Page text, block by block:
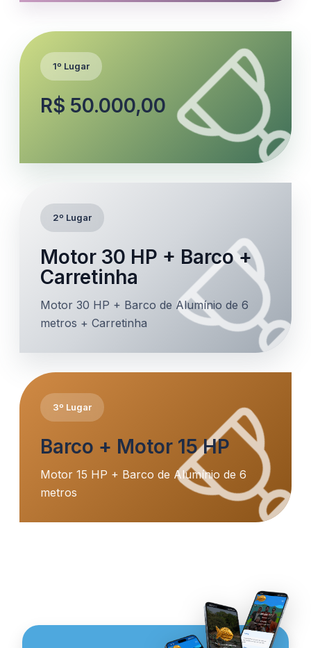
1º Lugar
R$ 50.000,00
2º Lugar
Motor 30 HP + Barco +
Carretinha
Motor 30 HP + Barco de Alumínio de 6
metros + Carretinha
3º Lugar
Barco + Motor 15 HP
Motor 15 HP + Barco de Alumínio de 6
metros